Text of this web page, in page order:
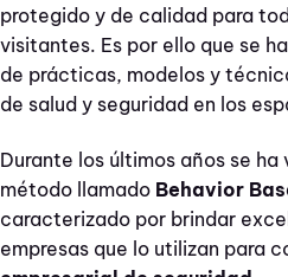
protegido y de calidad para
visitantes. Es por ello que se
de prácticas, modelos y
de salud y seguridad en los
Durante los últimos años se
método llamado Behavior
caracterizado por brindar
empresas que lo utilizan para